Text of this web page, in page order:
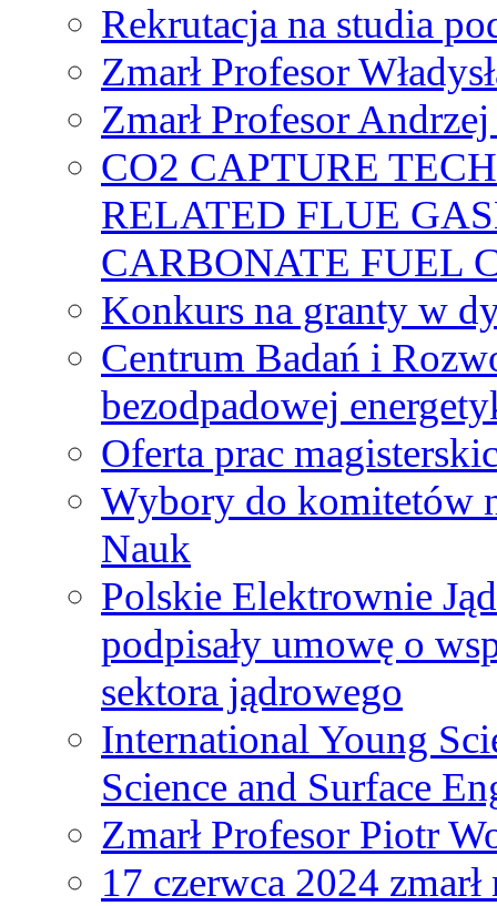
Rekrutacja na studia
Zmarł Profesor
Zmarł Profesor
CO2 CAPTURE
RELATED FLUE
CARBONATE FUEL
Konkurs na granty w
Centrum Badań i
bezodpadowej
Oferta prac
Wybory do komitetów
Nauk
Polskie Elektrownie
podpisały umowę o
sektora jądrowego
International Young
Science and Surface
Zmarł Profesor Piotr
17 czerwca 2024